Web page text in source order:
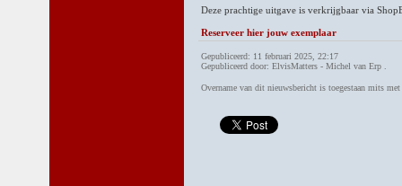
Deze prachtige uitgave is verkrijgbaar via
Reserveer hier jouw exemplaar
Gepubliceerd: 11 februari 2025, 22:17
Gepubliceerd door: ElvisMatters - Michel van Erp .
Overname van dit nieuwsbericht is toegestaan mits